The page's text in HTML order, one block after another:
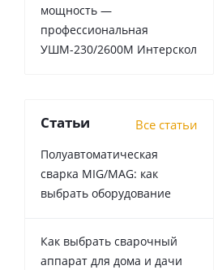
мощность —
профессиональная
УШМ-230/2600М Интерскол
Статьи Все статьи
Полуавтоматическая
сварка MIG/MAG: как
выбрать оборудование
Как выбрать сварочный
аппарат для дома и дачи